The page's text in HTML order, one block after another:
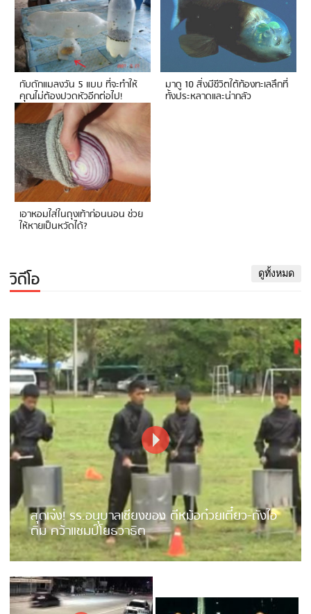
กับดักแมลงวัน 5 แบบ ที่จะทำให้
คุณไม่ต้องปวดหัวอีกต่อไป!
มาดู 10 สิ่งมีชีวิตใต้ท้องทะเลลึกที่
ทั้งประหลาดและน่ากลัว
เอาหอมใส่ในถุงเท้าก่อนนอน ช่วย
ให้หายเป็นหวัดได้?
วิดีโอ ดูทั้งหมด
สุดเจ๋ง! รร.อนุบาลเชียงของ ตีหม้อก๋วยเตี๋ยว-ถังไอ
ติม คว้าแชมป์โยธวาธิต